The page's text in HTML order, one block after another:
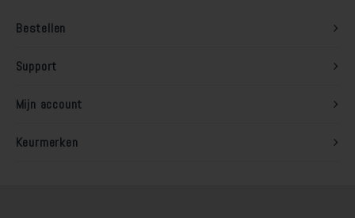
Bestellen
Support
Mijn account
Keurmerken